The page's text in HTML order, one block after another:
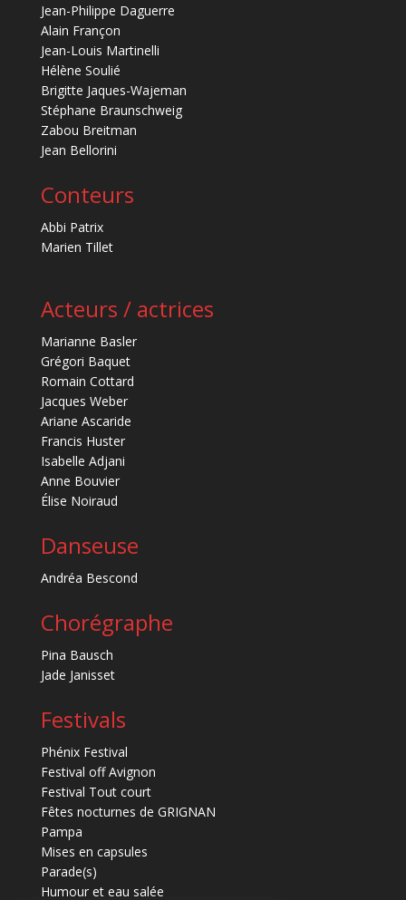
Jean-Philippe Daguerre
Alain Françon
Jean-Louis Martinelli
Hélène Soulié
Brigitte Jaques-Wajeman
Stéphane Braunschweig
Zabou Breitman
Jean Bellorini
Conteurs
Abbi Patrix
Marien Tillet
Acteurs / actrices
Marianne Basler
Grégori Baquet
Romain Cottard
Jacques Weber
Ariane Ascaride
Francis Huster
Isabelle Adjani
Anne Bouvier
Élise Noiraud
Danseuse
Andréa Bescond
Chorégraphe
Pina Bausch
Jade Janisset
Festivals
Phénix Festival
Festival off Avignon
Festival Tout court
Fêtes nocturnes de GRIGNAN
Pampa
Mises en capsules
Parade(s)
Humour et eau salée